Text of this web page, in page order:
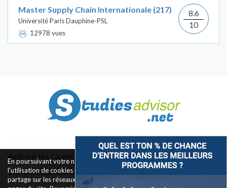
Master Supply Chain Internationale (217)
Université Paris Dauphine-PSL
12978 vues
8.6
10
Avis sur les Licences & Bachelors
Classement des Écoles
En poursuivant votre navigation sur ce site, vous acceptez
l'utilisation de cookies pour le fonctionnement des boutons de
partage sur les réseaux sociaux et la mesure d'audience des